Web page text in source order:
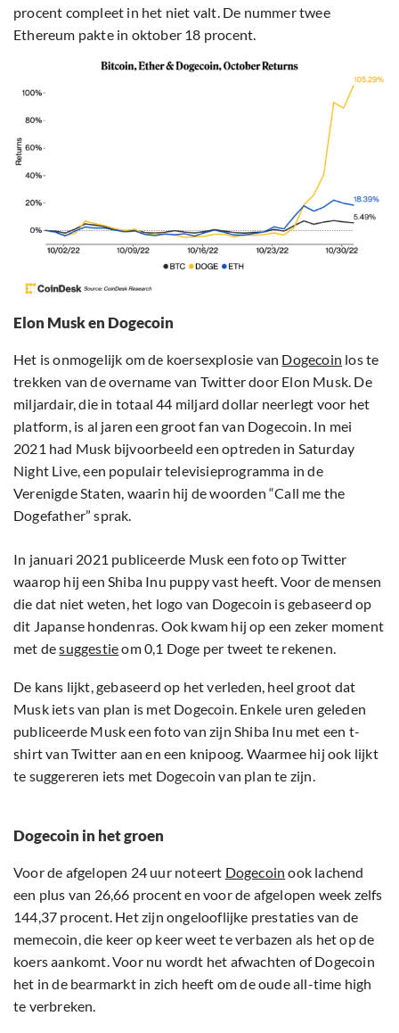
procent compleet in het niet valt. De nummer twee
Ethereum pakte in oktober 18 procent.
Elon Musk en Dogecoin
Het is onmogelijk om de koersexplosie van Dogecoin los te
trekken van de overname van Twitter door Elon Musk. De
miljardair, die in totaal 44 miljard dollar neerlegt voor het
platform, is al jaren een groot fan van Dogecoin. In mei
2021 had Musk bijvoorbeeld een optreden in Saturday
Night Live, een populair televisieprogramma in de
Verenigde Staten, waarin hij de woorden “Call me the
Dogefather” sprak.
In januari 2021 publiceerde Musk een foto op Twitter
waarop hij een Shiba Inu puppy vast heeft. Voor de mensen
die dat niet weten, het logo van Dogecoin is gebaseerd op
dit Japanse hondenras. Ook kwam hij op een zeker moment
met desuggestieom 0,1 Doge per tweet te rekenen.
De kans lijkt, gebaseerd op het verleden, heel groot dat
Musk iets van plan is met Dogecoin. Enkele uren geleden
publiceerde Musk een foto van zijn Shiba Inu met een t-
shirt van Twitter aan en een knipoog. Waarmee hij ook lijkt
te suggereren iets met Dogecoin van plan te zijn.
Dogecoin in het groen
Voor de afgelopen 24 uur noteert Dogecoin ook lachend
een plus van 26,66 procent en voor de afgelopen week zelfs
144,37 procent. Het zijn ongelooflijke prestaties van de
memecoin, die keer op keer weet te verbazen als het op de
koers aankomt. Voor nu wordt het afwachten of Dogecoin
het in de bearmarkt in zich heeft om de oude all-time high
te verbreken.